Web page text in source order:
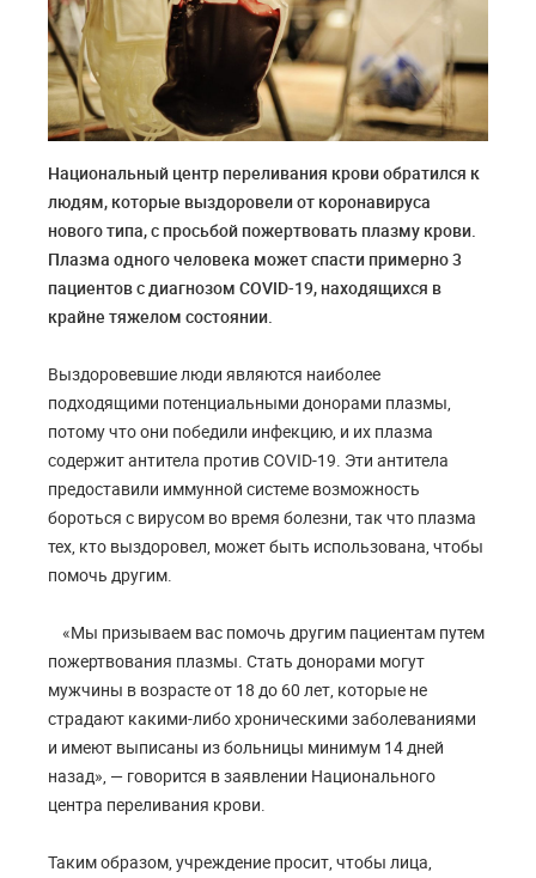
Национальный центр переливания крови обратился к
людям, которые выздоровели от коронавируса
нового типа, с просьбой пожертвовать плазму крови.
Плазма одного человека может спасти примерно 3
пациентов с диагнозом COVID-19, находящихся в
крайне тяжелом состоянии.
Выздоровевшие люди являются наиболее
подходящими потенциальными донорами плазмы,
потому что они победили инфекцию, и их плазма
содержит антитела против COVID-19. Эти антитела
предоставили иммунной системе возможность
бороться с вирусом во время болезни, так что плазма
тех, кто выздоровел, может быть использована, чтобы
помочь другим.
«Мы призываем вас помочь другим пациентам путем
пожертвования плазмы. Стать донорами могут
мужчины в возрасте от 18 до 60 лет, которые не
страдают какими-либо хроническими заболеваниями
и имеют выписаны из больницы минимум 14 дней
назад», — говорится в заявлении Национального
центра переливания крови.
Таким образом, учреждение просит, чтобы лица,